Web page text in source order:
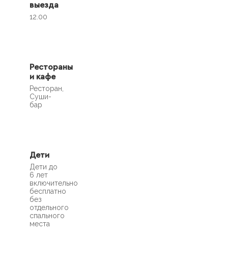
выезда
12.00
Рестораны
и кафе
Ресторан,
Суши-
бар
Дети
Дети до
6 лет
включительно
бесплатно
без
отдельного
спального
места